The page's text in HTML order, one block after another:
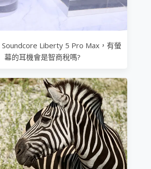
Soundcore Liberty 5 Pro Max，有螢
幕的耳機會是智商稅嗎?